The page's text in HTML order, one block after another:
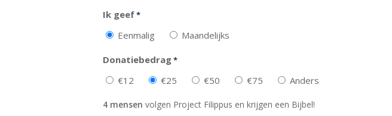
Ik geef*
Eenmalig Maandelijks
Donatiebedrag*
€12 €25 €50 €75 Anders
4 mensen volgen Project Filippus en krijgen een Bijbel!